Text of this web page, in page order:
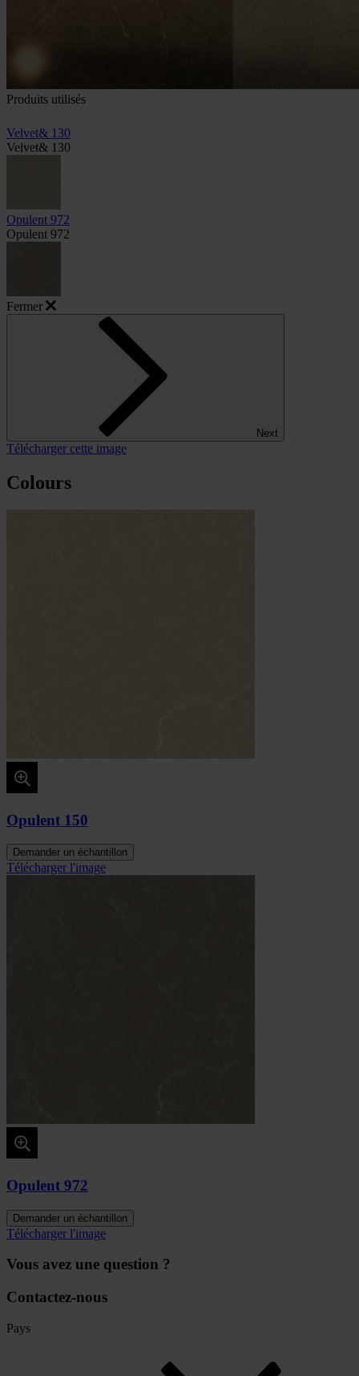
Produits utilisés
Velvet& 130
Velvet& 130
Opulent 972
Opulent 972
Fermer
Next
Télécharger cette image
Colours
Opulent 150
Demander un échantillon
Télécharger l'image
Opulent 972
Demander un échantillon
Télécharger l'image
Vous avez une question ?
Contactez-nous
Pays